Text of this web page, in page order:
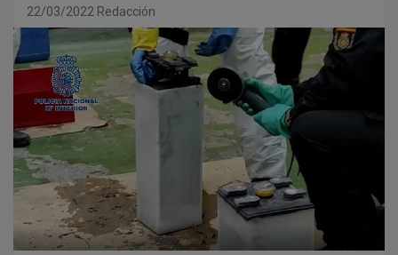
22/03/2022 Redacción